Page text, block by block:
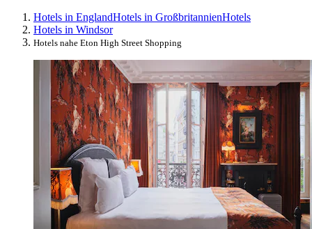
Hotels in EnglandHotels in GroßbritannienHotels
Hotels in Windsor
Hotels nahe Eton High Street Shopping